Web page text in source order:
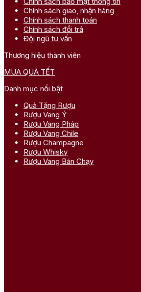
Chính sách giao, nhận hàng
Chính sách thanh toán
Chính sách đổi trả
Đội ngũ tư vấn
Thương hiệu thành viên
MUA QUÀ TẾT
Danh mục nổi bật
Quà Tặng Rượu
Rượu Vang Ý
Rượu Vang Pháp
Rượu Vang Chile
Rượu Champagne
Rượu Whisky
Rượu Vang Bán Chạy